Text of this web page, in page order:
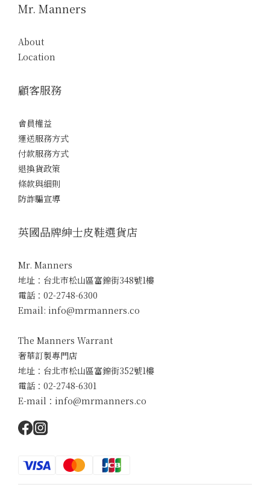
Mr. Manners
About
Location
顧客服務
會員權益
運送服務方式
付款服務方式
退換貨政策
條款與細則
防詐騙宣導
英國品牌紳士皮鞋選貨店
Mr. Manners
地址：台北市松山區富錦街348號1樓
電話：02-2748-6300
Email: info@mrmanners.co
The Manners Warrant
奢華訂製專門店
地址：台北市松山區富錦街352號1樓
電話：02-2748-6301
E-mail：info@mrmanners.co